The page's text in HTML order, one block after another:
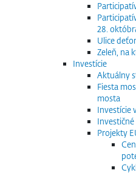
28.
Ulice
Zeleň, na
Investície
Aktuálny
Fiesta
mosta
Investície
Projekty